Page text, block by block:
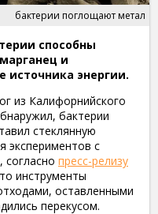
бактерии поглощают метал
способны
и
источника энергии.
из Калифорнийского
бактерии
стеклянную
экспериментов с
пресс-релизу
инструменты
оставленными
перекусом.